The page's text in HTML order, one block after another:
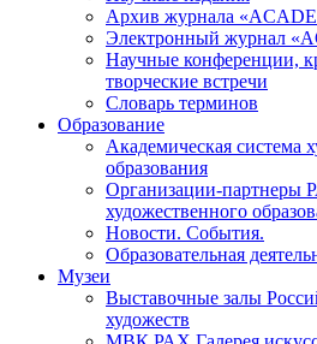
Архив журнала
Электронный журнал
Научные конференции,
творческие встречи
Словарь терминов
Образование
Академическая система
образования
Организации-партнеры
художественного
Новости. События.
Образовательная
Музеи
Выставочные залы
художеств